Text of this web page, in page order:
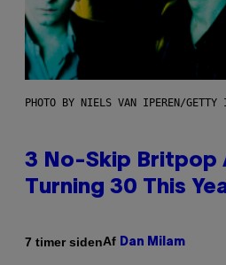
PHOTO BY NIELS VAN IPEREN/GETTY
3 No-Skip Britpop
Turning 30 This
7 timer sidenAf Dan Milam